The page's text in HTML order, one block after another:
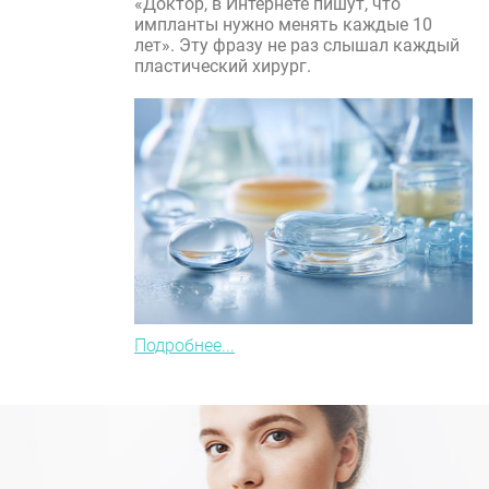
импланты нужно менять каждые 10
лет». Эту фразу не раз слышал каждый
пластический хирург.
Подробнее...